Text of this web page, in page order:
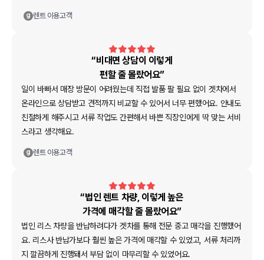
렌트 이용고객
“비대면 상담이 이렇게
편할 줄 몰랐어요”
일이 바빠서 매장 방문이 어려웠는데 직접 발품 팔 필요 없이 겟차에서
온라인으로 상담받고 견적까지 비교할 수 있어서 너무 편했어요. 안내도
친절하게 해주시고 서류 작업도 간편해서 바쁜 직장인에게 딱 맞는 서비
스라고 생각해요.
렌트 이용고객
“법인 렌트 차량, 이렇게 높은
가격에 매각할 줄 몰랐어요”
법인 리스 차량을 반납하려다가 겟차를 통해 전문 중고 매각을 진행했어
요. 리스사 반납가보다 훨씬 높은 가격에 매각할 수 있었고, 서류 처리까
지 깔끔하게 진행돼서 부담 없이 마무리할 수 있었어요.